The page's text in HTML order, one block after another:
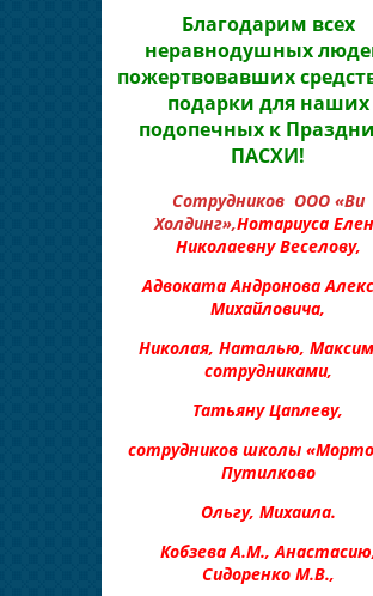
Благодарим всех
неравнодушных
пожертвовавших
подарки для наших
подопечных к
ПАСХИ!
Сотрудников ООО «Ви
Холдинг»,Нотариуса
Николаевну Веселову,
Адвоката Андронова
Михайловича,
Николая, Наталью,
сотрудниками,
Татьяну Цаплеву,
сотрудников школы
Путилково
Ольгу, Михаила.
Кобзева А.М.,
Сидоренко М.В.,